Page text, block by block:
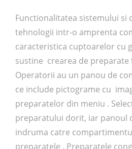
Functionalitatea sistemului si
tehnologii intr-o amprenta
caracteristica cuptoarelor cu
sustine crearea de preparate
Operatorii au un panou de
ce include pictograme cu
preparatelor din meniu .
preparatului dorit, iar panoul
indruma catre
preparatele . Preparatele